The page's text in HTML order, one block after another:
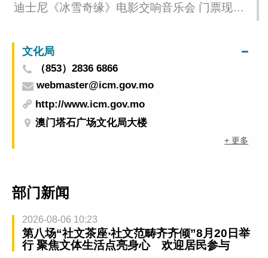
迪士尼《冰雪奇缘》电影交响音乐会 门票现正
文化局
（853）2836 6866
webmaster@icm.gov.mo
http://www.icm.gov.mo
澳门塔石广场文化局大楼
+ 更多
部门新闻
2026-08-06 10:23
第八场“社文茶座‧社文范畴齐齐倾”8月20日举
行 聚焦文体生活点亮身心 欢迎居民参与